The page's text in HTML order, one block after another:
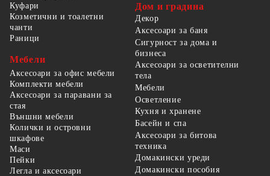
Куфари
Козметични и тоалетни
чанти
Раници
Мебели
Аксесоари за офис мебели
Комплекти мебели
Аксесоари за паравани за
стая
Външни мебели
Колички и островни
шкафове
Маси
Пейки
Легла и аксесоари
Дом и градина
Декор
Аксесоари за баня
Сигурност за дома и
бизнеса
Аксесоари за осветителни
тела
Мебели
Осветление
Кухня и хранене
Басейн и спа
Аксесоари за битова
техника
Домакински уреди
Домакински пособия